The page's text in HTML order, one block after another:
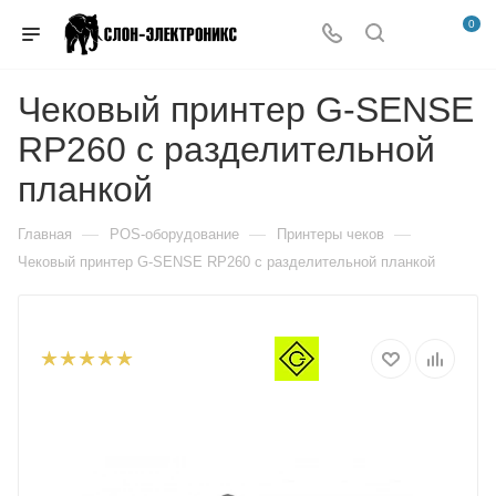
0
Чековый принтер G-SENSE
RP260 с разделительной
планкой
Главная — POS-оборудование — Принтеры чеков —
Чековый принтер G-SENSE RP260 с разделительной планкой